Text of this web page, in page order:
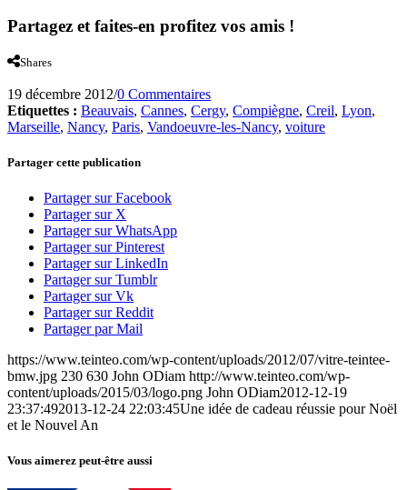
Partagez et faites-en profitez vos amis !
Shares
19 décembre 2012/0 Commentaires
Etiquettes : Beauvais, Cannes, Cergy, Compiègne, Creil, Lyon,
Marseille, Nancy, Paris, Vandoeuvre-les-Nancy, voiture
Partager cette publication
Partager sur Facebook
Partager sur X
Partager sur WhatsApp
Partager sur Pinterest
Partager sur LinkedIn
Partager sur Tumblr
Partager sur Vk
Partager sur Reddit
Partager par Mail
https://www.teinteo.com/wp-content/uploads/2012/07/vitre-teintee-
bmw.jpg 230 630 John ODiam http://www.teinteo.com/wp-
content/uploads/2015/03/logo.png John ODiam2012-12-19
23:37:492013-12-24 22:03:45Une idée de cadeau réussie pour Noël
et le Nouvel An
Vous aimerez peut-être aussi